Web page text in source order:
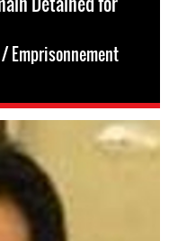
Emprisonnement